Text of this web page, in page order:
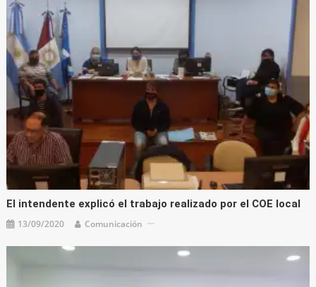
El intendente explicó el trabajo realizado por el COE local
13/09/2020 Comunicación